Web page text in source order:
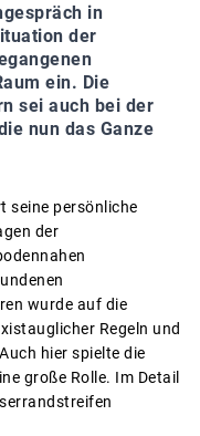
in
der
ein. Die
sei auch bei der
nun das Ganze
seine persönliche
der
wurde auf die
Regeln und
hier spielte die
große Rolle. Im Detail